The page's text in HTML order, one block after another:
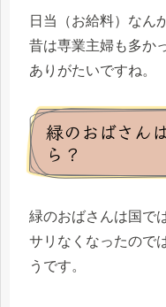
日当（お給料）なん
昔は専業主婦も多か
ありがたいですね。
緑のおばさん
ら？
緑のおばさんは国で
サリなくなったので
うです。